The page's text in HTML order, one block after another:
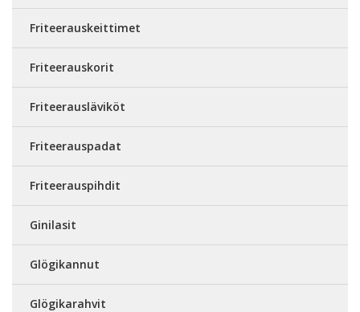
Friteerauskeittimet
Friteerauskorit
Friteerausläviköt
Friteerauspadat
Friteerauspihdit
Ginilasit
Glögikannut
Glögikarahvit